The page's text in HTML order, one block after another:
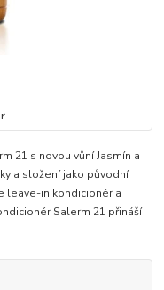
21 s novou vůní Jasmín a
a složení jako původní
leave-in kondicionér a
Salerm 21 přináší